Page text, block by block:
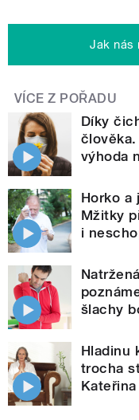
Jak nás
VÍCE Z POŘADU
Díky
výhoda
Horko a
Mžitky
i
šlachy
Hladinu
trocha